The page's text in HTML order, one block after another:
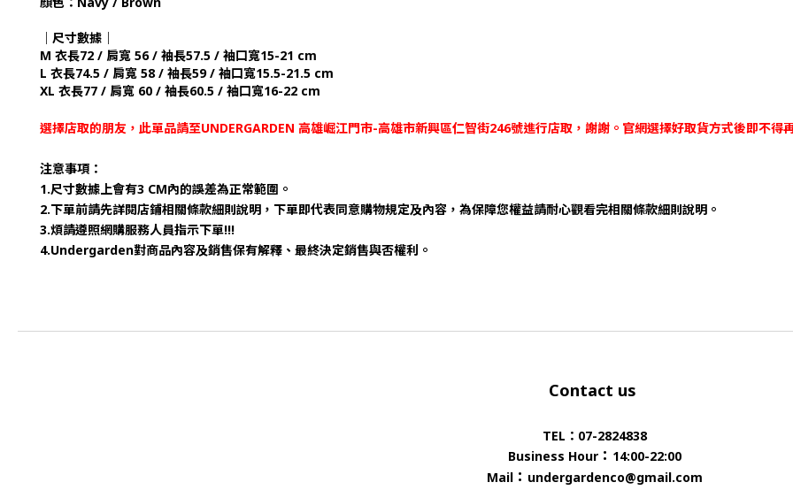
｜尺寸數據｜
M 衣長72 / 肩寬 56 / 袖長57.5 / 袖口寬15-21 cm
L 衣長74.5 / 肩寬 58 / 袖長59 / 袖口寬15.5-21.5 cm
XL 衣長77 / 肩寬 60 / 袖長60.5 / 袖口寬16-22 cm
選擇店取的朋友，此單品請至UNDERGARDEN 高雄崛江門市-高雄市新興區仁智街246號進行店取，謝謝。官網選擇好取貨方式後即不得
注意事項：
1.尺寸數據上會有3 CM內的誤差為正常範圍。
2.下單前請先詳閱店鋪相關條款細則說明，下單即代表同意購物規定及內容，為保障您權益請耐心觀看完相關條款細則說明。
3.煩請遵照網購服務人員指示下單!!!
4.Undergarden對商品內容及銷售保有解釋、最終決定銷售與否權利。
Contact us
TEL：07-2824838
Business Hour ： 14:00-22:00
Mail ： undergardenco@gmail.com